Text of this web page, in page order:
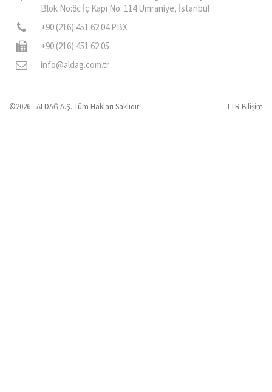
Blok No:8c İç Kapı No: 114 Ümraniye, İstanbul
+90 (216) 451 62 04 PBX
+90 (216) 451 62 05
info@aldag.com.tr
©2026 - ALDAĞ A.Ş. Tüm Hakları Saklıdır TTR Bilişim